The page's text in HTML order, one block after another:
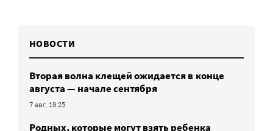
НОВОСТИ
Вторая волна клещей ожидается в конце
августа — начале сентября
7 авг, 19:25
Родных, которые могут взять ребенка